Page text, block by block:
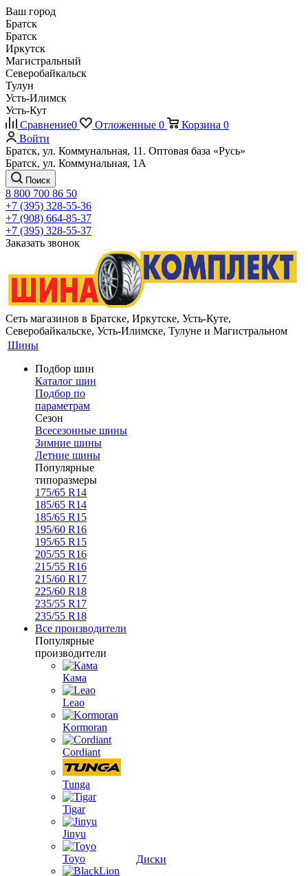
Ваш город
Братск
Братск
Иркутск
Магистральный
Северобайкальск
Тулун
Усть-Илимск
Усть-Кут
Сравнение0 Отложенные 0 Корзина 0
Войти
Братск, ул. Коммунальная, 11. Оптовая база «Русь»
Братск, ул. Коммунальная, 1А
Поиск
8 800 700 86 50
+7 (395) 328-55-36
+7 (908) 664-85-37
+7 (395) 328-55-37
Заказать звонок
Сеть магазинов в Братске, Иркутске, Усть-Куте,
Северобайкальске, Усть-Илимске, Тулуне и Магистральном
Шины
Подбор шин
Каталог шин
Подбор по
параметрам
Сезон
Всесезонные шины
Зимние шины
Летние шины
Популярные
типоразмеры
175/65 R14
185/65 R14
185/65 R15
195/60 R16
195/65 R15
205/55 R16
215/55 R16
215/60 R17
225/60 R18
235/55 R17
235/55 R18
Все производители
Популярные
производители
Кама
Leao
Kormoran
Cordiant
Tunga
Tigar
Jinyu
Toyo
Диски